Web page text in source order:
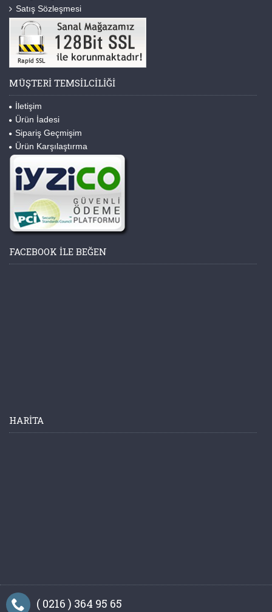
Satış Sözleşmesi
MÜŞTERI TEMSILCILIĞI
İletişim
Ürün İadesi
Sipariş Geçmişim
Ürün Karşılaştırma
FACEBOOK ILE BEĞEN
HARITA
( 0216 ) 364 95 65